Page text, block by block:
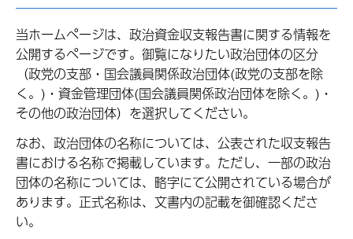
当ホームページは、政治資金収支報告書に関する情報を
公開するページです。御覧になりたい政治団体の区分
（政党の支部・国会議員関係政治団体(政党の支部を除
く。)・資金管理団体(国会議員関係政治団体を除く。)・
その他の政治団体）を選択してください。
なお、政治団体の名称については、公表された収支報告
書における名称で掲載しています。ただし、一部の政治
団体の名称については、略字にて公開されている場合が
あります。正式名称は、文書内の記載を御確認くださ
い。